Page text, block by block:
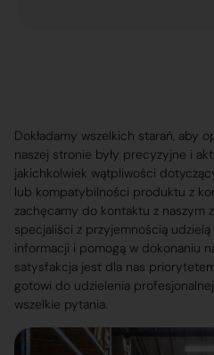
Dokładamy wszelkich starań, aby
naszej stronie były precyzyjne i
jakichkolwiek wątpliwości
lub kompatybilności produktu z
zachęcamy do kontaktu z naszym
specjaliści z przyjemnością udzielą
informacji i pomogą w dokonaniu
satysfakcja jest dla nas
gotowi do udzielenia
wszelkie pytania.